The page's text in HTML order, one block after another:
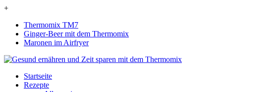
+
Thermomix TM7
Ginger-Beer mit dem Thermomix
Maronen im Airfryer
Startseite
Rezepte